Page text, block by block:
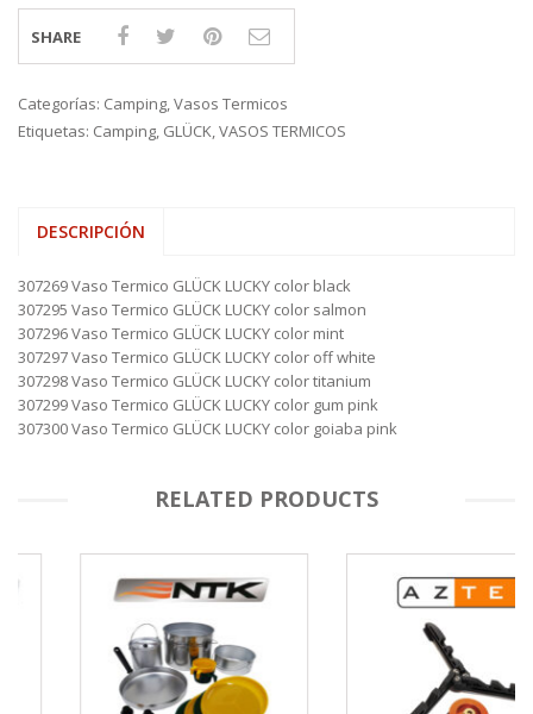
SHARE
Categorías: Camping,Vasos Termicos
Etiquetas: Camping, GLÜCK,VASOS TERMICOS
DESCRIPCIÓN
307269 Vaso Termico GLÜCK LUCKY color black
307295 Vaso Termico GLÜCK LUCKY color salmon
307296 Vaso Termico GLÜCK LUCKY color mint
307297 Vaso Termico GLÜCK LUCKY color off white
307298 Vaso Termico GLÜCK LUCKY color titanium
307299 Vaso Termico GLÜCK LUCKY color gum pink
307300 Vaso Termico GLÜCK LUCKY color goiaba pink
RELATED PRODUCTS